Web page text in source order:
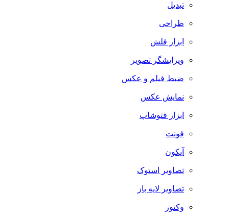
تبدیل
طراحی
ابزار فلش
ویرایشگر تصویر
ضبط فيلم و عكس
نمایش عکس
ابزار فتوشاپ
فونت
آیکون
تصاویر استوک
تصاویر لایه باز
وکتور